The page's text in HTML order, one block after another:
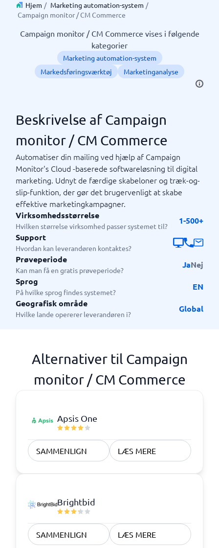
Hjem / Marketing automation-system /
Campaign monitor / CM Commerce
Campaign monitor / CM Commerce vises i følgende
kategorier
Marketing automation-system
Markedsføringsværktøj
Marketinganalyse
Beskrivelse af Campaign
monitor / CM Commerce
Automatiser din mailing ved hjælp af Campaign
Monitor's Cloud -baserede softwareløsning til digital
marketing. Udnyt de færdige skabeloner og træk-og-
slip-funktion, der gør det brugervenligt at skabe
effektive marketingkampagner.
Virksomhedsstørrelse
Hvilken størrelse virksomhed passer systemet til?
1-500+
Support
Hvordan kan leverandøren kontaktes?
Prøveperiode
Kan man få en gratis prøveperiode?
JaNej
Sprog
På hvilke sprog findes systemet?
EN
Geografisk område
Hvilke lande opererer leverandøren i?
Global
Alternativer til Campaign
monitor / CM Commerce
Apsis One
SAMMENLIGN LÆS MERE
Brightbid
SAMMENLIGN LÆS MERE